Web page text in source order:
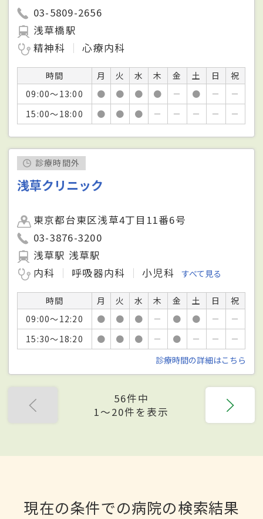
03-5809-2656
浅草橋駅
精神科
心療内科
時間 月 火 水 木 金 土 日
祝
09:00～13:00
● ● ● ● － ● －
－
15:00～18:00
● ● ● － － － － －
診療時間外
浅草クリニック
東京都台東区浅草4丁目11番6号
03-3876-3200
浅草駅 浅草駅
内科
呼吸器内科 小児科 すべて見る
時間 月 火 水 木 金 土 日
祝
09:00～12:20
● ● ● － ● ● －
－
15:30～18:20
● ● ● － ● － －
－
診療時間の詳細はこちら
56件中
1〜20件を表示
現在の条件での病院の検索結果